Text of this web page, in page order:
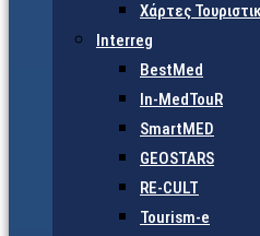
Χάρτες
Interreg
BestMed
In-MedTouR
SmartMED
GEOSTARS
RE-CULT
Tourism-e